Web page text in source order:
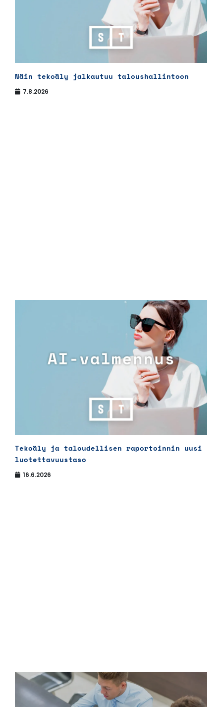
Näin tekoäly jalkautuu taloushallintoon
7.8.2026
Tekoäly ja taloudellisen raportoinnin uusi
luotettavuustaso
16.6.2026